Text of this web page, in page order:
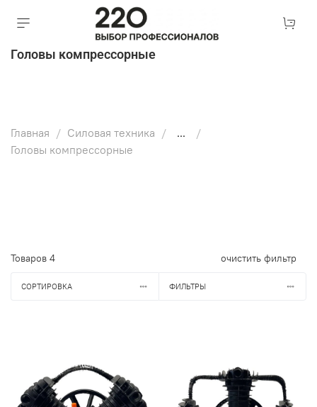
Головы компрессорные
Главная Силовая техника
...
Головы компрессорные
Товаров 4 очистить фильтр
СОРТИРОВКА ФИЛЬТРЫ